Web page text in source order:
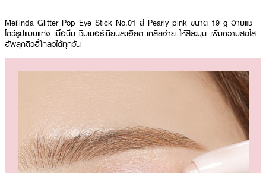
Meilinda Glitter Pop Eye Stick No.01 สี Pearly pink ขนาด 19 g อายแช
โดว์รูปแบบแท่ง เนื้อนิ่ม ชิมเมอร์เนียนละเอียด เกลี่ยง่าย ให้สีละมุน เพิ่มความสดใส
อัพลุคดิวอี้โกลวได้ทุกวัน